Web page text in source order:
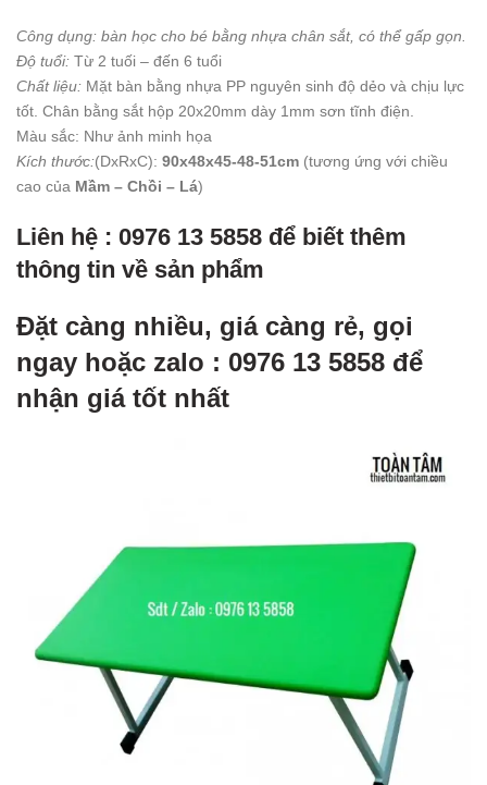
Công dụng: bàn học cho bé bằng nhựa chân sắt, có thể gấp gọn.
Độ tuổi: Từ 2 tuối – đến 6 tuổi
Chất liệu: Mặt bàn bằng nhựa PP nguyên sinh độ dẻo và chịu lực
tốt. Chân bằng sắt hộp 20x20mm dày 1mm sơn tĩnh điện.
Màu sắc: Như ảnh minh họa
Kích thước:(DxRxC): 90x48x45-48-51cm (tương ứng với chiều
cao của Mầm – Chồi – Lá)
Liên hệ : 0976 13 5858 để biết thêm
thông tin về sản phẩm
Đặt càng nhiều, giá càng rẻ, gọi
ngay hoặc zalo : 0976 13 5858 để
nhận giá tốt nhất